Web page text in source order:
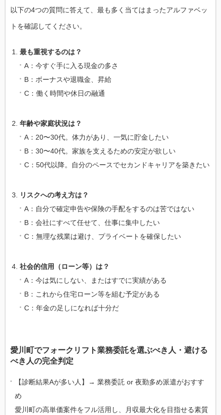
以下の4つの質問に答えて、最も多く当てはまったアルファベッ
トを確認してください。
最も重視するのは？
A：今すぐ手に入る現金の多さ
B：ボーナスや退職金、昇給
C：働く時間や休日の融通
年齢や家庭状況は？
A：20〜30代。体力があり、一気に貯金したい
B：30〜40代。家族を支えるための安定が欲しい
C：50代以降。自分のペースでセカンドキャリアを築きたい
リスクへの考え方は？
A：自分で確定申告や保険の手配をするのは苦ではない
B：会社にすべて任せて、仕事に集中したい
C：無理な残業は避け、プライベートを確保したい
社会的信用（ローン等）は？
A：今は気にしない、またはすでに実績がある
B：これから住宅ローン等を組む予定がある
C：年金の足しになれば十分だ
愛川町でフォークリフト業務委託を選ぶべき人・避ける
べき人の完全判定
【診断結果Aが多い人】→ 業務委託 or 夜勤多め派遣がおすす
め
愛川町の高単価案件をフル活用し、月収最大化を目指せる素質